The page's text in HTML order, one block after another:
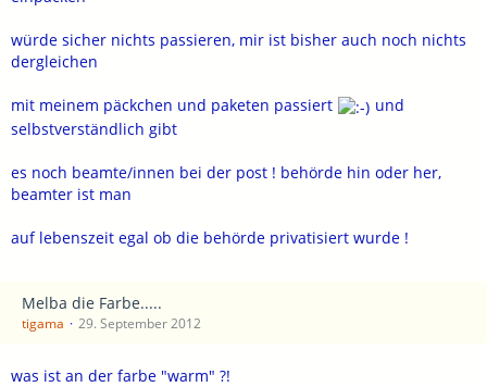
würde sicher nichts passieren, mir ist bisher auch noch nichts
dergleichen
mit meinem päckchen und paketen passiert
und
selbstverständlich gibt
es noch beamte/innen bei der post ! behörde hin oder her,
beamter ist man
auf lebenszeit egal ob die behörde privatisiert wurde !
Melba die Farbe.....
tigama 29. September 2012
was ist an der farbe "warm" ?!